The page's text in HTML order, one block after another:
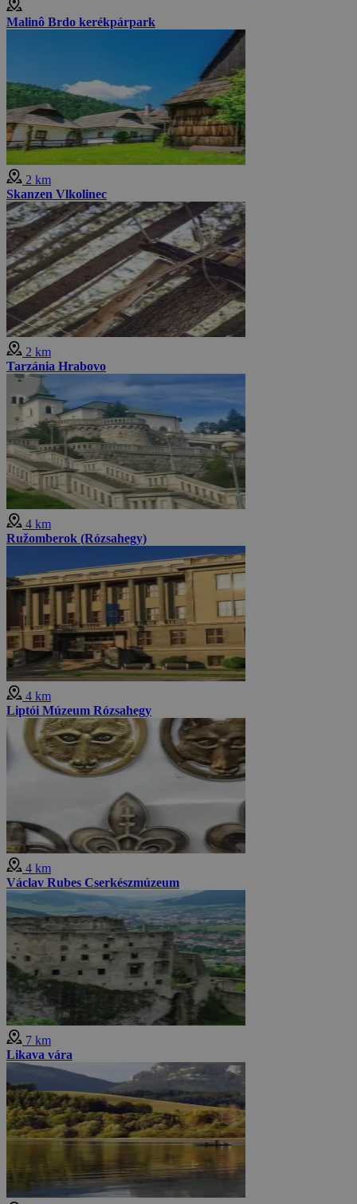
Malinô Brdo kerékpárpark
2 km
Skanzen Vlkolinec
2 km
Tarzánia Hrabovo
4 km
Ružomberok (Rózsahegy)
4 km
Liptói Múzeum Rózsahegy
4 km
Václav Rubes Cserkészmúzeum
7 km
Likava vára